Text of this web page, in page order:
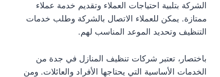
الشركة بتلبية احتياجات العملاء وتقديم خدمة عملاء
ممتازة. يمكن للعملاء الاتصال بالشركة وطلب خدمات
التنظيف وتحديد الموعد المناسب لهم.
باختصار، تعتبر شركات تنظيف المنازل في جدة من
الخدمات الأساسية التي يحتاجها الأفراد والعائلات. ومن